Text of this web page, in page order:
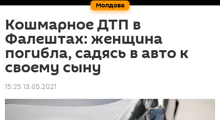
Молдова
Кошмарное ДТП в
Фалештах: женщина
погибла, садясь в авто к
своему сыну
15:25 13.05.2021